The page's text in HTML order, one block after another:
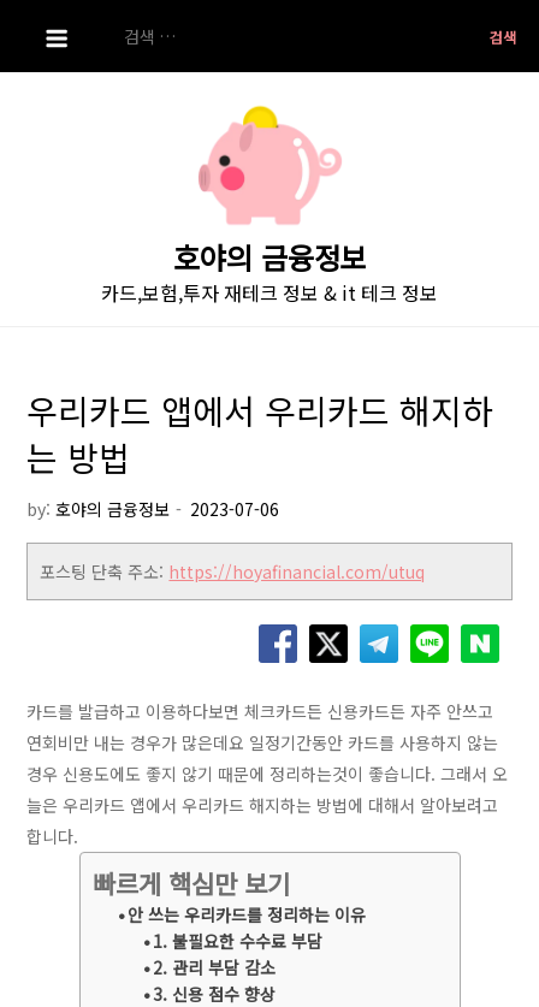
i
색:
호야의 금융정보
카드,보험,투자 재테크 정보 & it 테크 정보
우리카드 앱에서 우리카드 해지하
는 방법
by:호야의 금융정보
포스팅 단축 주소: https://hoyafinancial.com/utuq
카드를 발급하고 이용하다보면 체크카드든 신용카드든 자주 안쓰고
연회비만 내는 경우가 많은데요 일정기간동안 카드를 사용하지 않는
경우 신용도에도 좋지 않기 때문에 정리하는것이 좋습니다. 그래서 오
늘은 우리카드 앱에서 우리카드 해지하는 방법에 대해서 알아보려고
합니다.
빠르게 핵심만 보기
안 쓰는 우리카드를 정리하는 이유
1. 불필요한 수수료 부담
2. 관리 부담 감소
3. 신용 점수 향상